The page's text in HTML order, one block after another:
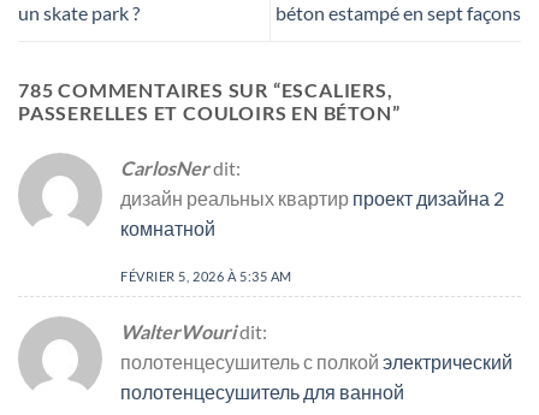
un skate park ?
béton estampé en sept façons
785 COMMENTAIRES SUR “ESCALIERS,
PASSERELLES ET COULOIRS EN BÉTON”
CarlosNerdit:
дизайн реальных квартир проект дизайна 2
комнатной
FÉVRIER 5, 2026 À 5:35 AM
WalterWouridit:
полотенцесушитель с полкой электрический
полотенцесушитель для ванной